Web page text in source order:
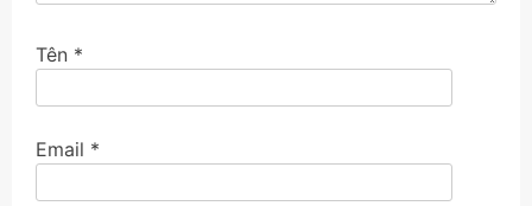
Tên *
Email *